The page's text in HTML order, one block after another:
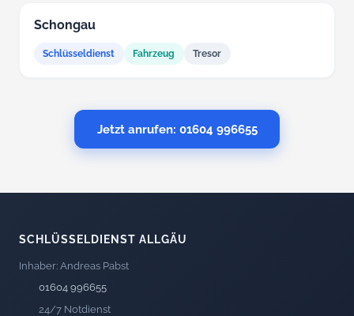
Schongau
Schlüsseldienst Fahrzeug Tresor
Jetzt anrufen: 01604 996655
SCHLÜSSELDIENST ALLGÄU
Inhaber: Andreas Pabst
01604 996655
24/7 Notdienst